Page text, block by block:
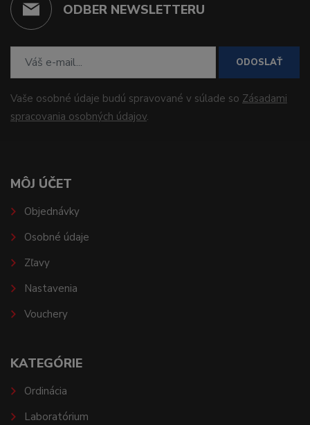
ODBER NEWSLETTERU
ODOSLAŤ
Vaše osobné údaje budú spravované v súlade so Zásadami
spracovania osobných údajov.
MÔJ ÚČET
Objednávky
Osobné údaje
Zľavy
Nastavenia
Vouchery
KATEGÓRIE
Ordinácia
Laboratórium